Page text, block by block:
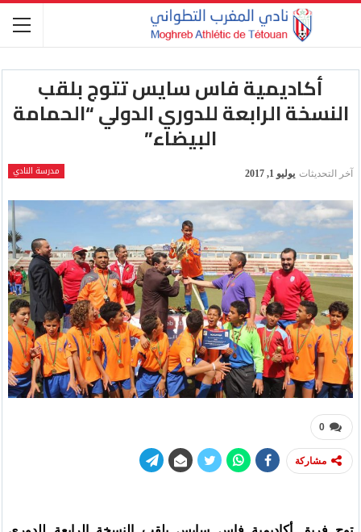
أكاديمية فاس سايس تتوج بلقب
النسخة الرابعة للدوري الدولي “الحمامة
البيضاء”
مدرسة النادي آخر التحديثات يوليو 1, 2017
0
مشاركة